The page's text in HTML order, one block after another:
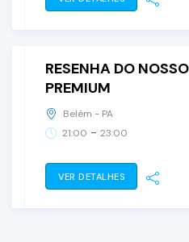
20 setembro, 2025
RESENHA DO
PREMIUM
Belém - PA
21:00 - 23:00
VER DETALHES